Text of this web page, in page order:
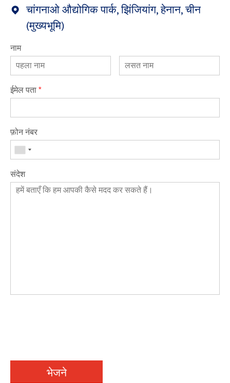
चांगनाओ औद्योगिक पार्क, झिंजियांग, हेनान, चीन
(मुख्यभूमि)
नाम
ईमेल पता*
फ़ोन नंबर
संदेश
भेजने